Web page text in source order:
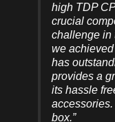
high TDP
crucial
challenge in
we
has
provides a
its hassle
box.”